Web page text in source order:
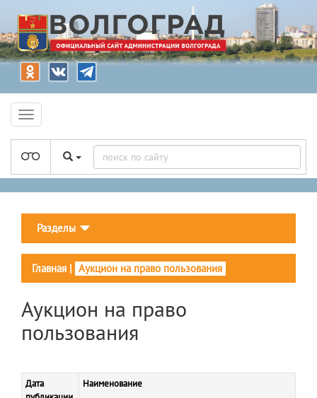
Разделы
Главная | Аукцион на право пользования
Аукцион на право
пользования
Дата
Наименование